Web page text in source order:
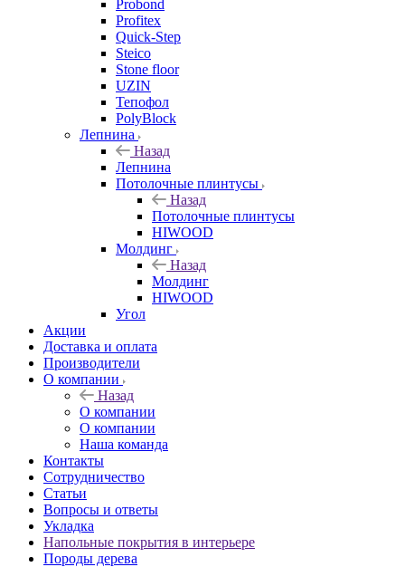
Probond
Profitex
Quick-Step
Steico
Stone floor
UZIN
Тепофол
PolyBlock
Лепнина
Назад
Лепнина
Потолочные плинтусы
Назад
Потолочные плинтусы
HIWOOD
Молдинг
Назад
Молдинг
HIWOOD
Угол
Акции
Доставка и оплата
Производители
О компании
Назад
О компании
О компании
Наша команда
Контакты
Сотрудничество
Статьи
Вопросы и ответы
Укладка
Напольные покрытия в интерьере
Породы дерева